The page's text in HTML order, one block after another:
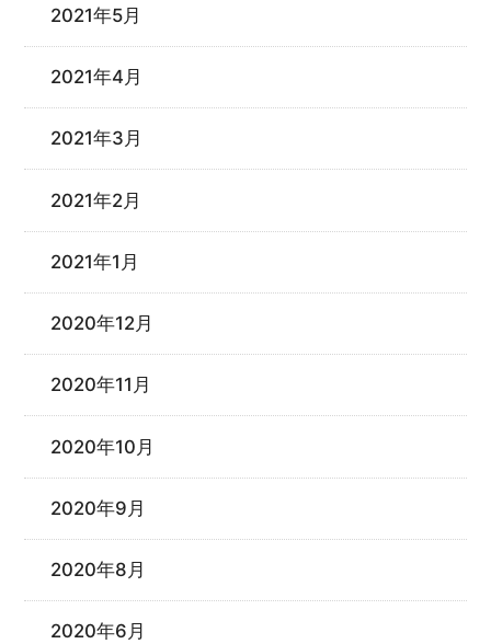
2021年5月
2021年4月
2021年3月
2021年2月
2021年1月
2020年12月
2020年11月
2020年10月
2020年9月
2020年8月
2020年6月